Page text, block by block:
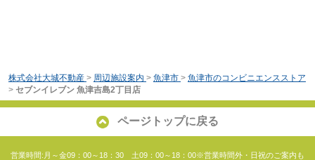
株式会社大城不動産 > 周辺施設案内 > 魚津市 > 魚津市のコンビニエンスストア
> セブンイレブン 魚津吉島2丁目店
ページトップに戻る
営業時間:月～金09：00～18：30 土09：00～18：00※営業時間外・日祝のご案内も